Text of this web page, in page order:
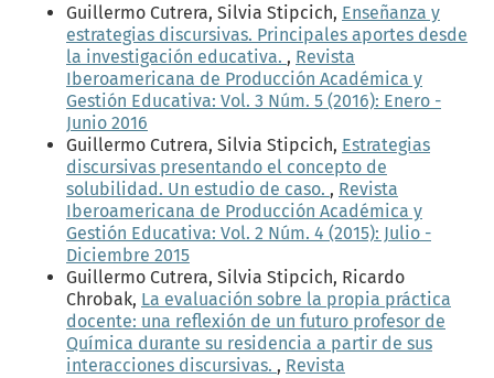
Guillermo Cutrera, Silvia Stipcich, Enseñanza y
estrategias discursivas. Principales aportes desde
la investigación educativa. , Revista
Iberoamericana de Producción Académica y
Gestión Educativa: Vol. 3 Núm. 5 (2016): Enero -
Junio 2016
Guillermo Cutrera, Silvia Stipcich, Estrategias
discursivas presentando el concepto de
solubilidad. Un estudio de caso. , Revista
Iberoamericana de Producción Académica y
Gestión Educativa: Vol. 2 Núm. 4 (2015): Julio -
Diciembre 2015
Guillermo Cutrera, Silvia Stipcich, Ricardo
Chrobak, La evaluación sobre la propia práctica
docente: una reflexión de un futuro profesor de
Química durante su residencia a partir de sus
interacciones discursivas. , Revista